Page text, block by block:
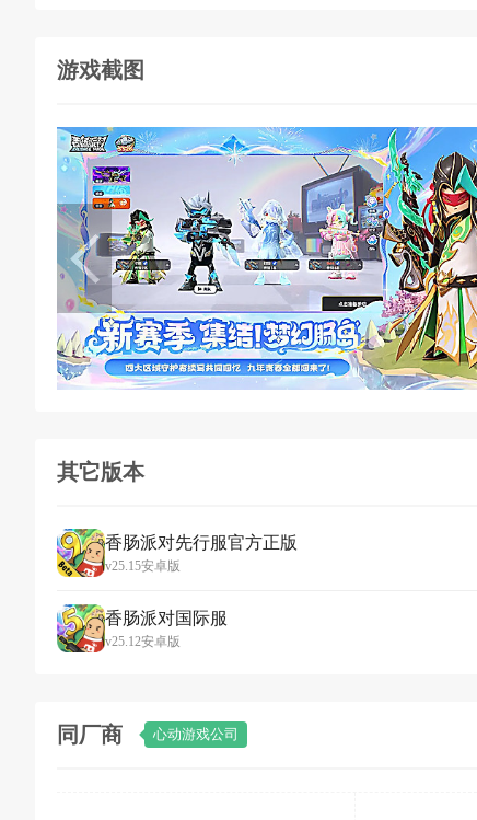
游戏截图
其它版本
香肠派对先行服官方正版
v25.15安卓版
香肠派对国际服
v25.12安卓版
同厂商 心动游戏公司